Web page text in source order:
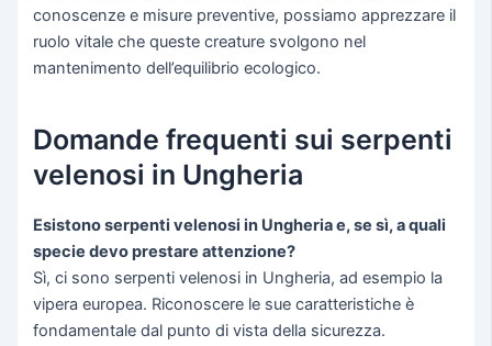
conoscenze e misure preventive, possiamo apprezzare il
ruolo vitale che queste creature svolgono nel
mantenimento dell’equilibrio ecologico.
Domande frequenti sui serpenti
velenosi in Ungheria
Esistono serpenti velenosi in Ungheria e, se sì, a quali
specie devo prestare attenzione?
Sì, ci sono serpenti velenosi in Ungheria, ad esempio la
vipera europea. Riconoscere le sue caratteristiche è
fondamentale dal punto di vista della sicurezza.